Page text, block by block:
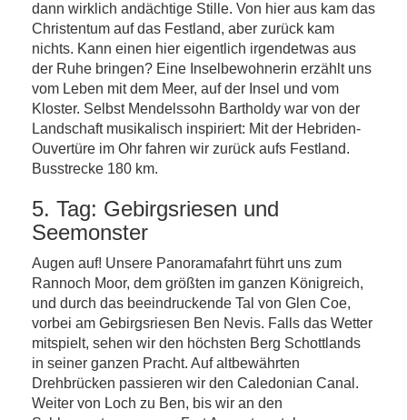
dann wirklich andächtige Stille. Von hier aus kam das
Christentum auf das Festland, aber zurück kam
nichts. Kann einen hier eigentlich irgendetwas aus
der Ruhe bringen? Eine Inselbewohnerin erzählt uns
vom Leben mit dem Meer, auf der Insel und vom
Kloster. Selbst Mendelssohn Bartholdy war von der
Landschaft musikalisch inspiriert: Mit der Hebriden-
Ouvertüre im Ohr fahren wir zurück aufs Festland.
Busstrecke 180 km.
5. Tag: Gebirgsriesen und
Seemonster
Augen auf! Unsere Panoramafahrt führt uns zum
Rannoch Moor, dem größten im ganzen Königreich,
und durch das beeindruckende Tal von Glen Coe,
vorbei am Gebirgsriesen Ben Nevis. Falls das Wetter
mitspielt, sehen wir den höchsten Berg Schottlands
in seiner ganzen Pracht. Auf altbewährten
Drehbrücken passieren wir den Caledonian Canal.
Weiter von Loch zu Ben, bis wir an den